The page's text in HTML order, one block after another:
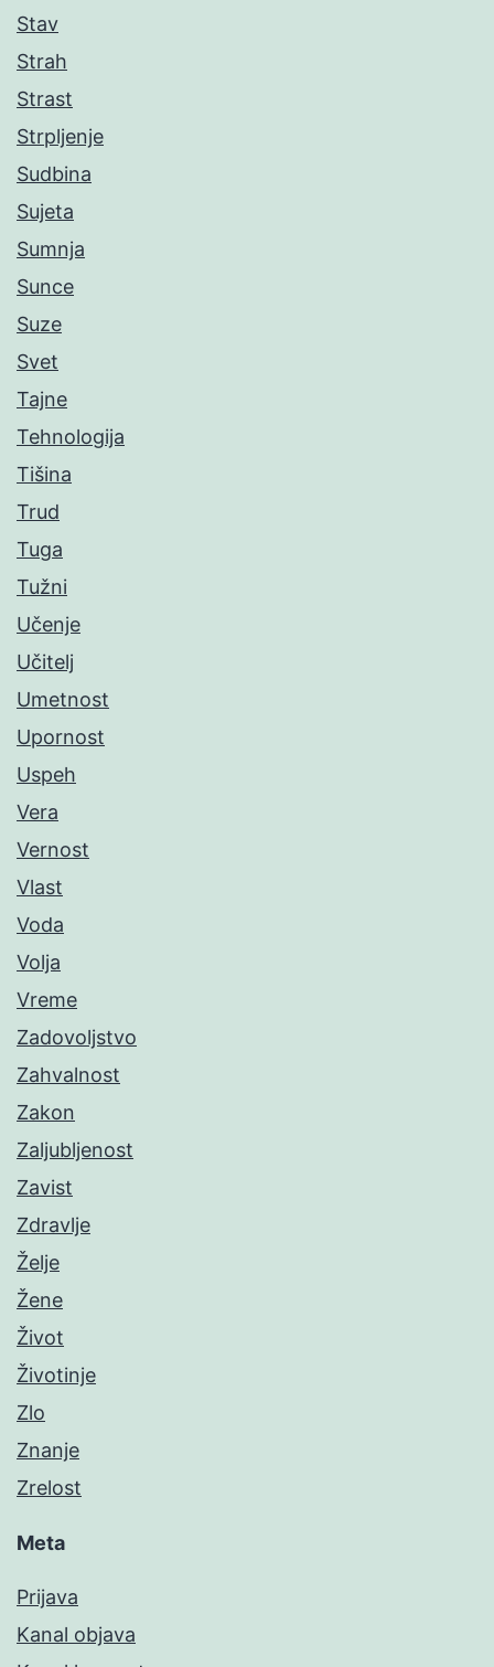
Stav
Strah
Strast
Strpljenje
Sudbina
Sujeta
Sumnja
Sunce
Suze
Svet
Tajne
Tehnologija
Tišina
Trud
Tuga
Tužni
Učenje
Učitelj
Umetnost
Upornost
Uspeh
Vera
Vernost
Vlast
Voda
Volja
Vreme
Zadovoljstvo
Zahvalnost
Zakon
Zaljubljenost
Zavist
Zdravlje
Želje
Žene
Život
Životinje
Zlo
Znanje
Zrelost
Meta
Prijava
Kanal objava